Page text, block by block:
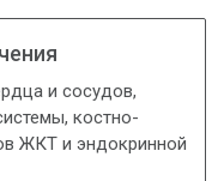
и сосудов,
костно-
ЖКТ и эндокринной